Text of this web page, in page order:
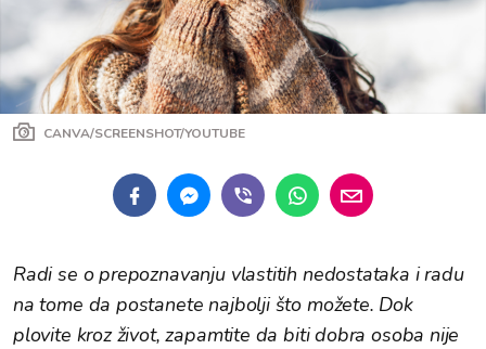
CANVA/SCREENSHOT/YOUTUBE
Radi se o prepoznavanju vlastitih nedostataka i radu
na tome da postanete najbolji što možete. Dok
plovite kroz život, zapamtite da biti dobra osoba nije